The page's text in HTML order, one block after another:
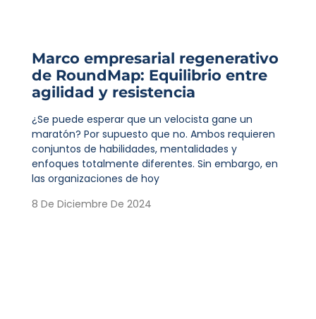
Marco empresarial regenerativo
de RoundMap: Equilibrio entre
agilidad y resistencia
¿Se puede esperar que un velocista gane un
maratón? Por supuesto que no. Ambos requieren
conjuntos de habilidades, mentalidades y
enfoques totalmente diferentes. Sin embargo, en
las organizaciones de hoy
8 De Diciembre De 2024